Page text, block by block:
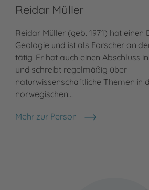
Reidar Müller
Reidar Müller (geb. 1971) hat einen
Geologie und ist als Forscher an
tätig. Er hat auch einen Abschluss
und schreibt regelmäßig über
naturwissenschaftliche Themen in
norwegischen…
Mehr zur Person
Reidar Müller